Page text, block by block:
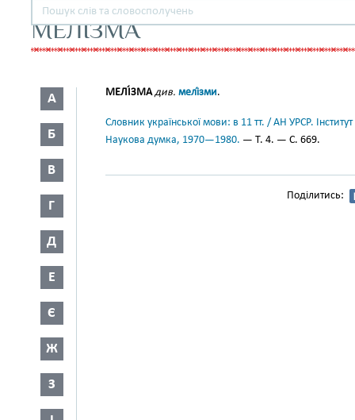
МЕЛІЗМА
А
Б
В
Г
Д
Е
Є
Ж
З
МЕЛІ́ЗМА див. мелі́зми.
Словник української мови: в 11 тт. / АН УРСР.
Наукова думка, 1970—1980. — Т. 4. — С. 669.
Поділитись: